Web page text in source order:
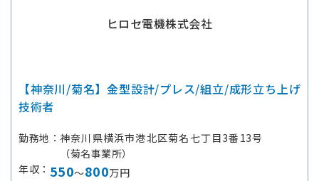
ヒロセ電機株式会社
【神奈川/菊名】金型設計/プレス/組立/成形立ち上げ
技術者
勤務地
神奈川県横浜市港北区菊名七丁目3番13号
（菊名事業所）
年収
550～800万円